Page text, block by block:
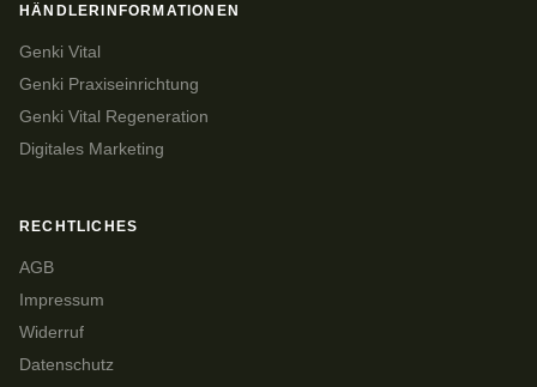
HÄNDLERINFORMATIONEN
Genki Vital
Genki Praxiseinrichtung
Genki Vital Regeneration
Digitales Marketing
RECHTLICHES
AGB
Impressum
Widerruf
Datenschutz